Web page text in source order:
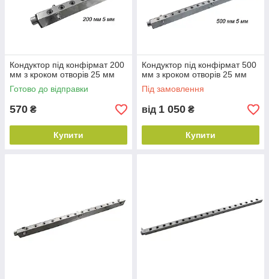
Кондуктор під конфірмат 200
мм з кроком отворів 25 мм
Готово до відправки
570 ₴
Купити
Кондуктор під конфірмат 500
мм з кроком отворів 25 мм
Під замовлення
від 1 050 ₴
Купити